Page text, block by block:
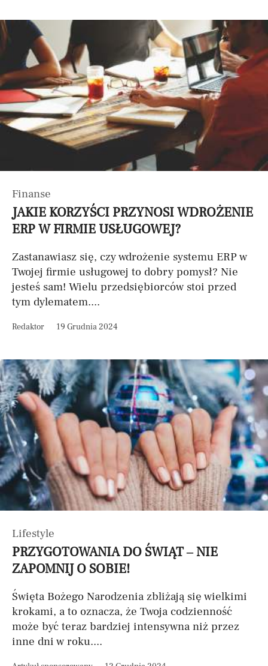
Finanse
JAKIE KORZYŚCI PRZYNOSI WDROŻENIE
ERP W FIRMIE USŁUGOWEJ?
Zastanawiasz się, czy wdrożenie systemu ERP w
Twojej firmie usługowej to dobry pomysł? Nie
jesteś sam! Wielu przedsiębiorców stoi przed
tym dylematem....
Redaktor 19 Grudnia 2024
Lifestyle
PRZYGOTOWANIA DO ŚWIĄT – NIE
ZAPOMNIJ O SOBIE!
Święta Bożego Narodzenia zbliżają się wielkimi
krokami, a to oznacza, że Twoja codzienność
może być teraz bardziej intensywna niż przez
inne dni w roku....